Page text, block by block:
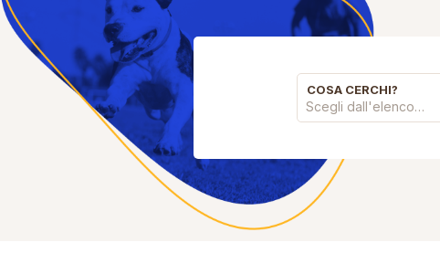
COSA CERCHI?
Scegli dall'elenco…